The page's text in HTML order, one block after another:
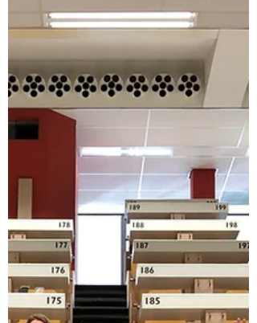
7 minuten om te lezen
Noord-Holland
Centrumondernemers Hilversum gaan
voor duurzaam ondernemen
Verslag van de laatste workshop van het